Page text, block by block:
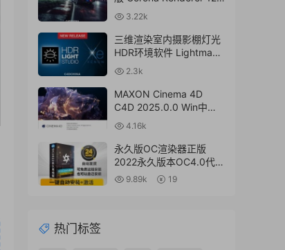
for Cinema 4D R17-
2024+离线材质预设库
3.22k
三维渲染室内摄影棚灯光
HDR环境软件 Lightmap
HDR Light Studio Xenon
V8.2.2.2024.0701 Win破
解版 + 接口插件
2.3k
MAXON Cinema 4D
C4D 2025.0.0 Win中文
版/英文版/破解版
4.16k
永久版OC渲染器正版
2022永久版本OC4.0代购
订阅注册C4D插件汉化双
9.89k 19
热门标签